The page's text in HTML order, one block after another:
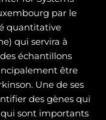
par le
quantitative
qui servira à
échantillons
être
Une de ses
des gènes qui
sont importants